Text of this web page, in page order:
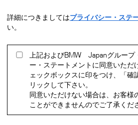
だいたご要望に対応したサービスのご
ご案内や各種イベント、キャンペーン
案内のため、お客様の個人情報を、ビ
の間で共同利用いたします。
詳細につきましてはプライバシー・ステ
い。
上記およびBMW Japanグループ
ー・ステートメントに同意いただ
ェックボックスに印をつけ、「確
リックして下さい。
同意いただけない場合は、お客様
ことができませんのでご了承くだ